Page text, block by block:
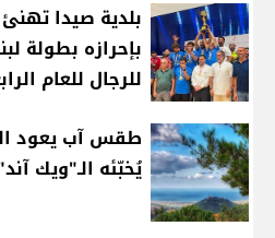
بلدية صيدا
بإحرازه بطولة
للرجال للعام
طقس آب يعود
يُخبّئه الـ"ويك